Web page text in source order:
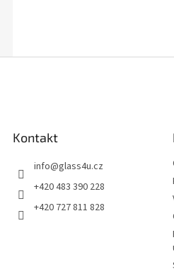
Kontakt
info@glass4u.cz
+420 483 390 228
+420 727 811 828